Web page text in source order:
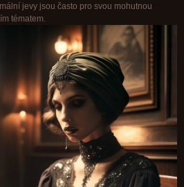
jevy jsou často pro svou mohutnou
tématem.